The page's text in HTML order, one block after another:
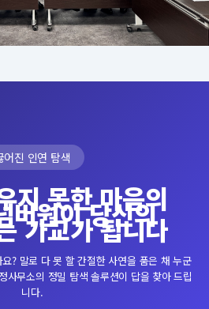
어진 인연 탐색
지 못한 마음의
버원이 당신의
가교가 됩니다
? 말로 다 못 할 간절한 사연을 품은 채 누군
사무소의 정밀 탐색 솔루션이 답을 찾아 드립
니다.